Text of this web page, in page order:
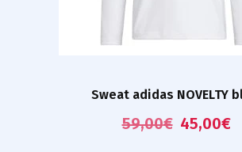
Sweat adidas NOVELTY
59,00€ 45,00€